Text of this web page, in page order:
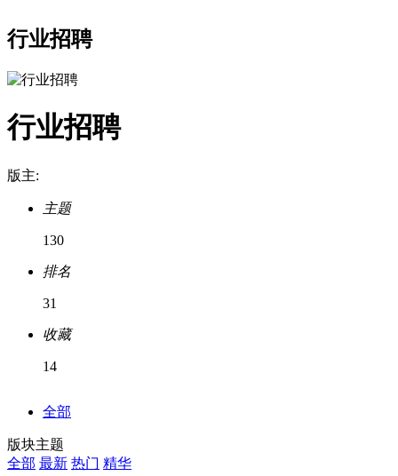
行业招聘
行业招聘
版主:
主题
130
排名
31
收藏
14
全部
版块主题
全部 最新 热门 精华